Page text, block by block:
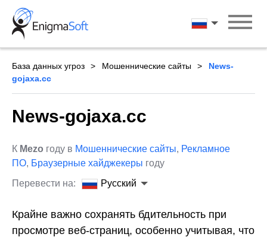
Skip
content
Русский
База данных угроз Мошеннические сайты
News-
gojaxa.cc
News-gojaxa.cc
К Mezo году в Мошеннические сайты, Рекламное
ПО, Браузерные хайджекеры году
Перевести на:
Русский
Крайне важно сохранять бдительность при
просмотре веб-страниц, особенно учитывая, что